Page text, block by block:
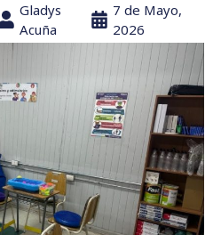
Gladys
Acuña
7 de Mayo,
2026